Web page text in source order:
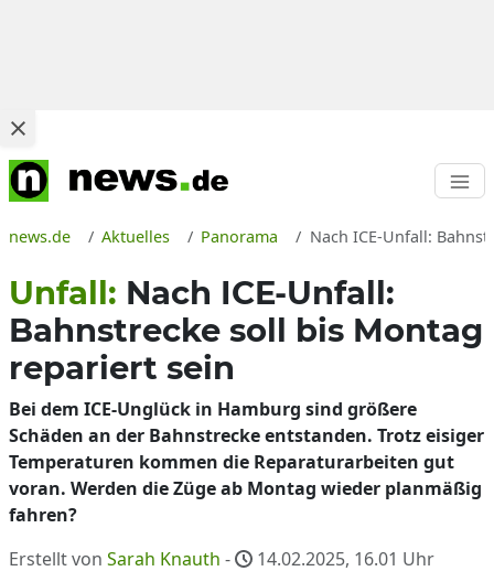
news.de Aktuelles Panorama Nach ICE-Unfall:
Unfall: Nach ICE-Unfall:
Bahnstrecke soll bis Montag
repariert sein
Bei dem ICE-Unglück in Hamburg sind größere
Schäden an der Bahnstrecke entstanden. Trotz eisiger
Temperaturen kommen die Reparaturarbeiten gut
voran. Werden die Züge ab Montag wieder planmäßig
fahren?
Erstellt von Sarah Knauth - 14.02.2025, 16.01 Uhr